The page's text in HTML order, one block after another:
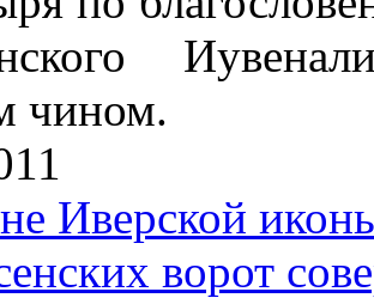
чином.
Иверской
ворот